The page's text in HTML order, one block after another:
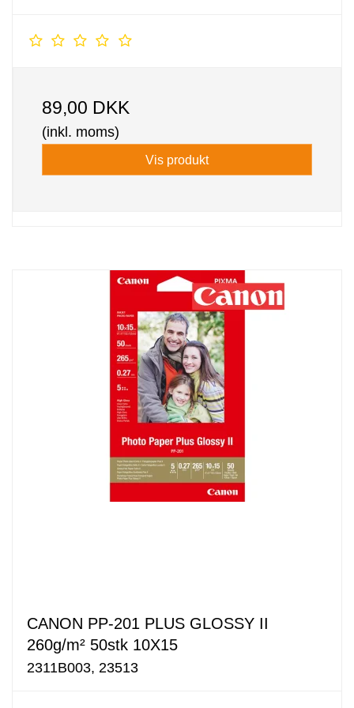
89,00 DKK
(inkl. moms)
Vis produkt
CANON PP-201 PLUS GLOSSY II
260g/m² 50stk 10X15
2311B003, 23513